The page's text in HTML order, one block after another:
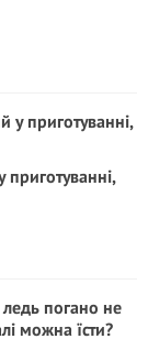
приготуванні,